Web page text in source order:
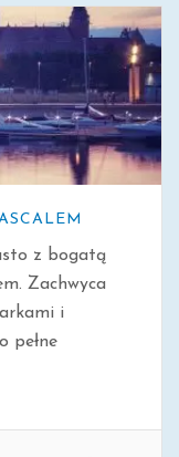
z bogatą
Zachwyca
i
pełne